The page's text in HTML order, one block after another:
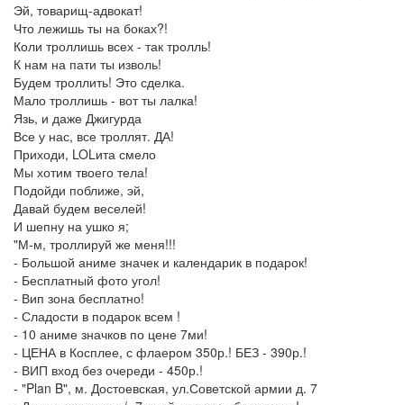
Эй, товарищ-адвокат!
Что лежишь ты на боках?!
Коли троллишь всех - так тролль!
К нам на пати ты изволь!
Будем троллить! Это сделка.
Мало троллишь - вот ты лалка!
Язь, и даже Джигурда
Все у нас, все троллят. ДА!
Приходи, LOLита смело
Мы хотим твоего тела!
Подойди поближе, эй,
Давай будем веселей!
И шепну на ушко я;
"М-м, троллируй же меня!!!
- Большой аниме значек и календарик в подарок!
- Бесплатный фото угол!
- Вип зона бесплатно!
- Сладости в подарок всем !
- 10 аниме значков по цене 7ми!
- ЦЕНА в Косплее, с флаером 350р.! БЕЗ - 390р.!
- ВИП вход без очереди - 450р.!
- "Plan B", м. Достоевская, ул.Советской армии д. 7